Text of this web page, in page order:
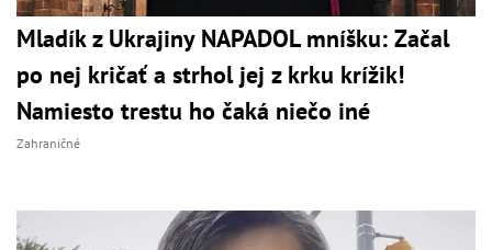
Mladík z Ukrajiny NAPADOL mníšku: Začal
po nej kričať a strhol jej z krku krížik!
Namiesto trestu ho čaká niečo iné
Zahraničné